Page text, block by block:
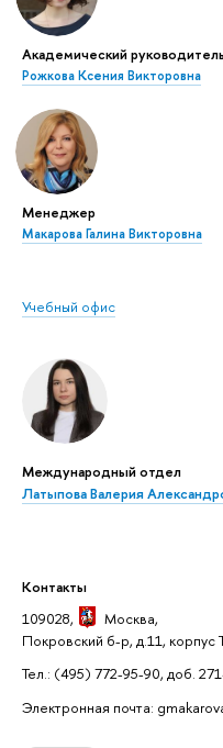
Академический руководитель
Рожкова Ксения Викторовна
Менеджер
Макарова Галина Викторовна
Учебный офис
Международный отдел
Латыпова Валерия
Контакты
109028,
Москва,
Покровский б-р, д.11, корпус
Тел.: (495) 772-95-90, доб.
Электронная почта: